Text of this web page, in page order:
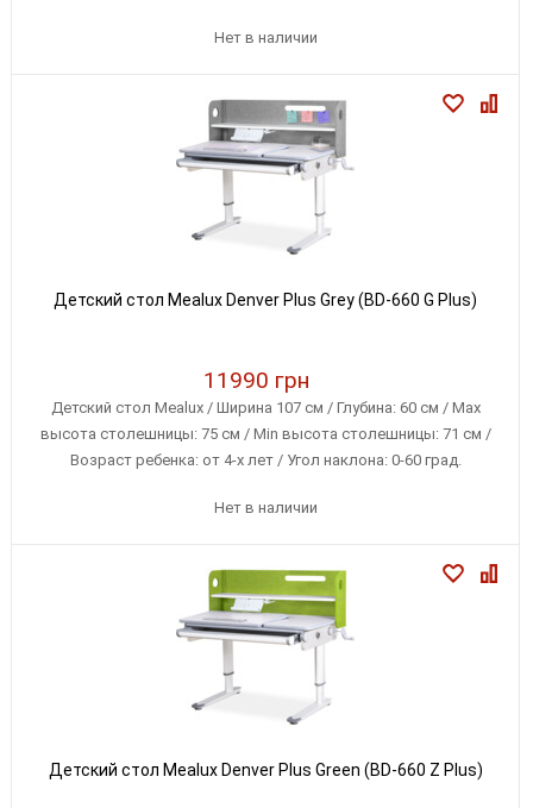
Нет в наличии
Детский стол Mealux Denver Plus Grey (BD-660 G Plus)
11990 грн
Детский стол Mealux / Ширина 107 см / Глубина: 60 см / Max
высота столешницы: 75 см / Min высота столешницы: 71 см /
Возраст ребенка: от 4-х лет / Угол наклона: 0-60 град.
Нет в наличии
Детский стол Mealux Denver Plus Green (BD-660 Z Plus)